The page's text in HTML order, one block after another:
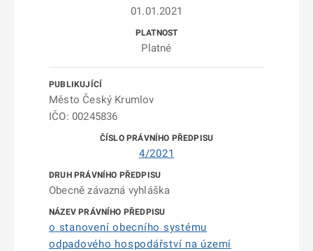
01.01.2021
Platné
Město Český Krumlov
IČO: 00245836
4/2021
Obecně závazná vyhláška
o stanovení obecního systému
odpadového hospodářství na území